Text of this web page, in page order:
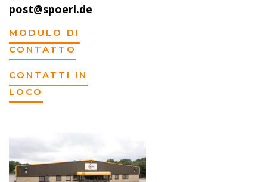
post@spoerl.de
MODULO DI
CONTATTO
CONTATTI IN
LOCO